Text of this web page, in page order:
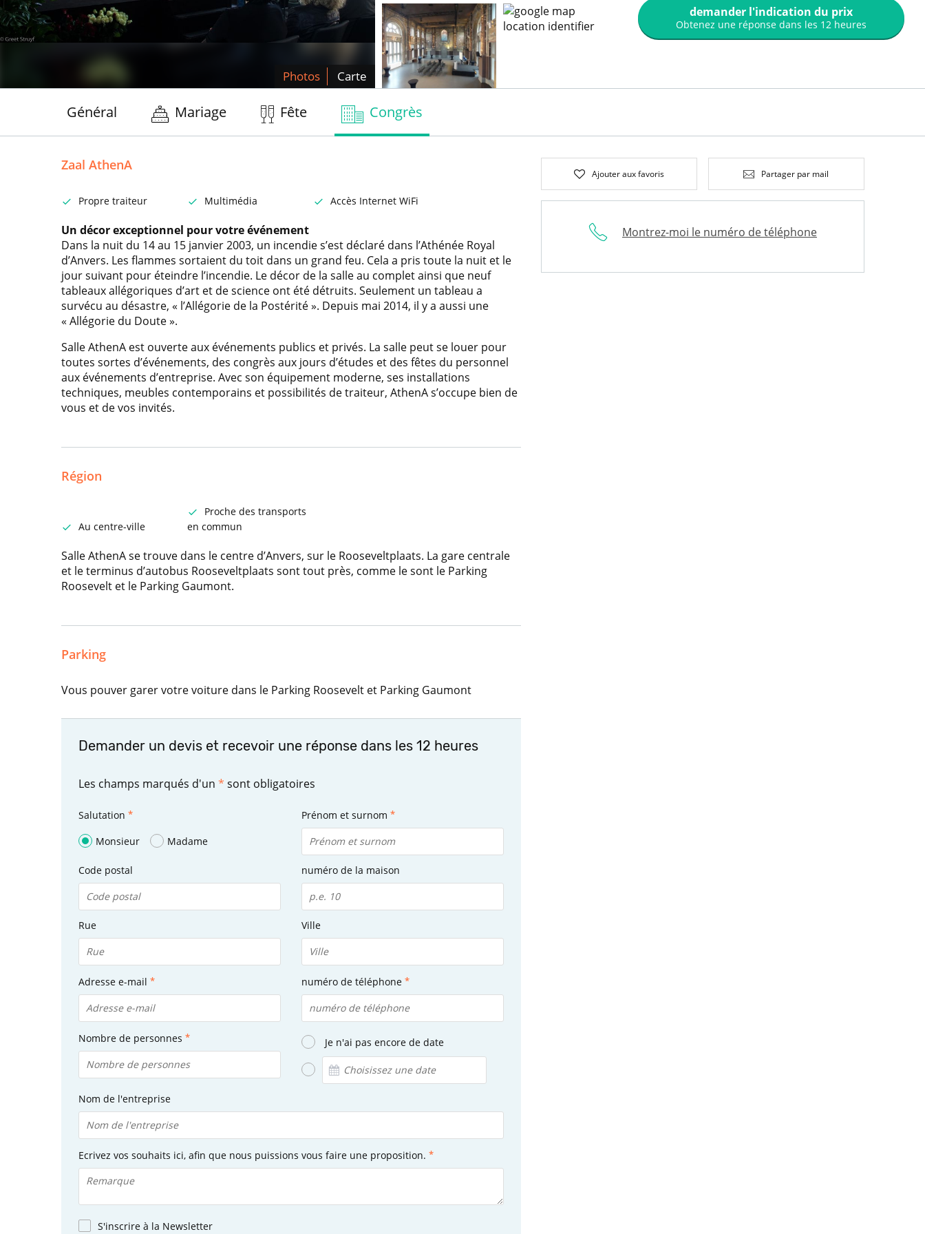
Photos Carte
demander l'indication du prix
Obtenez une réponse dans les 12 heures
Général Mariage Fête Congrès
Zaal AthenA
Propre traiteur Multimédia Accès Internet WiFi
Un décor exceptionnel pour votre événement
Dans la nuit du 14 au 15 janvier 2003, un incendie s’est déclaré dans l’Athénée Royal
d’Anvers. Les flammes sortaient du toit dans un grand feu. Cela a pris toute la nuit et le
jour suivant pour éteindre l’incendie. Le décor de la salle au complet ainsi que neuf
tableaux allégoriques d’art et de science ont été détruits. Seulement un tableau a
survécu au désastre, « l’Allégorie de la Postérité ». Depuis mai 2014, il y a aussi une
« Allégorie du Doute ».
Salle AthenA est ouverte aux événements publics et privés. La salle peut se louer pour
toutes sortes d’événements, des congrès aux jours d’études et des fêtes du personnel
aux événements d’entreprise. Avec son équipement moderne, ses installations
techniques, meubles contemporains et possibilités de traiteur, AthenA s’occupe bien de
vous et de vos invités.
Région
Au centre-ville
Proche des transports
en commun
Salle AthenA se trouve dans le centre d’Anvers, sur le Rooseveltplaats. La gare centrale
et le terminus d’autobus Rooseveltplaats sont tout près, comme le sont le Parking
Roosevelt et le Parking Gaumont.
Parking
Vous pouver garer votre voiture dans le Parking Roosevelt et Parking Gaumont
Demander un devis et recevoir une réponse dans les 12 heures
Les champs marqués d'un * sont obligatoires
Salutation
Monsieur
Madame
Prénom et surnom
Code postal numéro de la maison
Rue Ville
Adresse e-mail numéro de téléphone
Nombre de personnes Je n'ai pas encore de date
Nom de l'entreprise
Ecrivez vos souhaits ici, afin que nous puissions vous faire une proposition.
S'inscrire à la Newsletter
Ajouter aux favoris Partager par mail
Montrez-moi le numéro de téléphone